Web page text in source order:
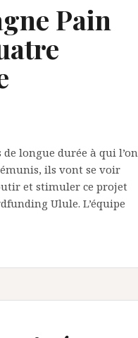
Pain
longue durée à qui l’on
ils vont se voir
et stimuler ce projet
Ulule. L’équipe